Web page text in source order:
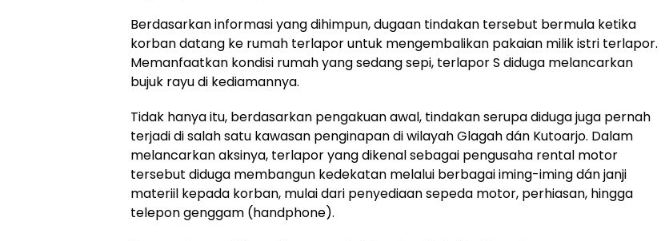
Berdasarkan informasi yang dihimpun, dugaan tindakan tersebut bermula ketika
korban datang ke rumah terlapor untuk mengembalikan pakaian milik istri terlapor.
Memanfaatkan kondisi rumah yang sedang sepi, terlapor S diduga melancarkan
bujuk rayu di kediamannya.
Tidak hanya itu, berdasarkan pengakuan awal, tindakan serupa diduga juga pernah
terjadi di salah satu kawasan penginapan di wilayah Glagah dán Kutoarjo. Dalam
melancarkan aksinya, terlapor yang dikenal sebagai pengusaha rental motor
tersebut diduga membangun kedekatan melalui berbagai iming-iming dán janji
materiil kepada korban, mulai dari penyediaan sepeda motor, perhiasan, hingga
telepon genggam (handphone).